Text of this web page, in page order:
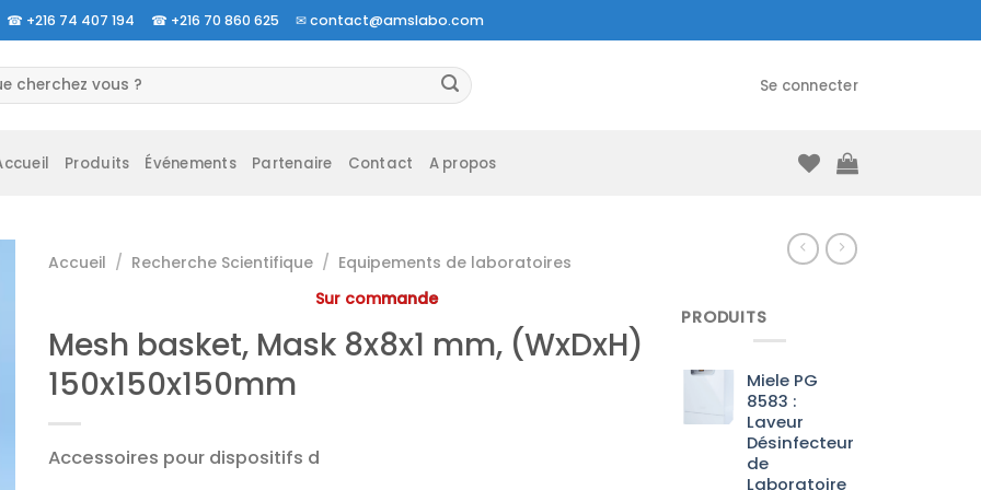
☎ +216 74 407 194 ☎ +216 70 860 625 ✉contact@amslabo.com
Se connecter
Produits Événements Partenaire Contact A propos
Accueil / Recherche Scientifique / Equipements de laboratoires
Sur commande
Mesh basket, Mask 8x8x1 mm, (WxDxH)
150x150x150mm
Accessoires pour dispositifs d
PRODUITS
Miele PG
8583 :
Laveur
Désinfecteur
de
Laboratoire